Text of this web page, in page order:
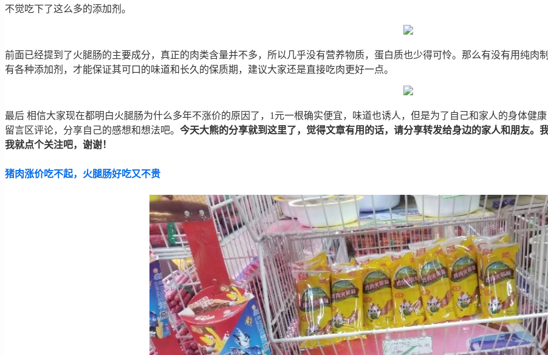
不觉吃下了这么多的添加剂。
前面已经提到了火腿肠的主要成分，真正的肉类含量并不多，所以几乎没有营养物质，蛋白质也少得可怜。那么有没有用纯肉
有各种添加剂，才能保证其可口的味道和长久的保质期，建议大家还是直接吃肉更好一点。
最后 相信大家现在都明白火腿肠为什么多年不涨价的原因了，1元一根确实便宜，味道也诱人，但是为了自己和家人的身体健
留言区评论，分享自己的感想和想法吧。 今天大熊的分享就到这里了，觉得文章有用的话，请分享转发给身边的家人和朋友。
我就点个关注吧，谢谢！
猪肉涨价吃不起，火腿肠好吃又不贵